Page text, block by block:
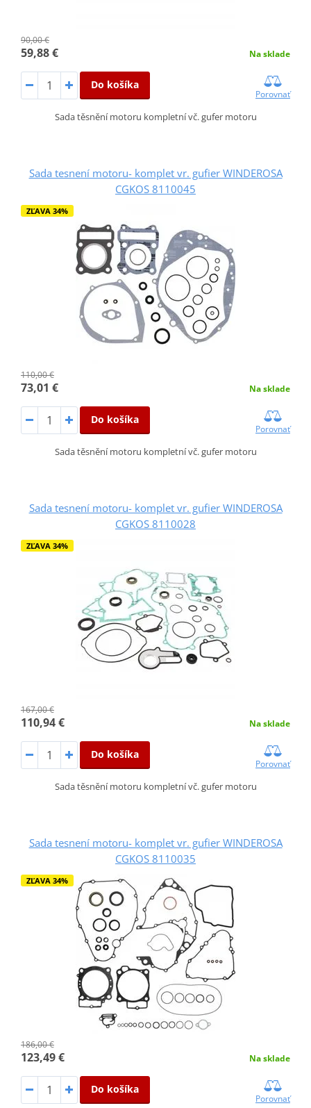
90,00 €
59,88 € Na sklade
Do košíka
Porovnať
Sada těsnění motoru kompletní vč. gufer motoru
Sada tesnení motoru- komplet vr. gufier WINDEROSA
CGKOS 8110045
ZĽAVA 34%
110,00 €
73,01 € Na sklade
Do košíka
Porovnať
Sada těsnění motoru kompletní vč. gufer motoru
Sada tesnení motoru- komplet vr. gufier WINDEROSA
CGKOS 8110028
ZĽAVA 34%
167,00 €
110,94 € Na sklade
Do košíka
Porovnať
Sada těsnění motoru kompletní vč. gufer motoru
Sada tesnení motoru- komplet vr. gufier WINDEROSA
CGKOS 8110035
ZĽAVA 34%
186,00 €
123,49 € Na sklade
Do košíka
Porovnať